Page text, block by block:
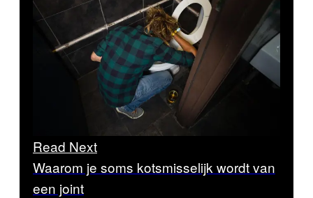
Read Next
Waarom je soms kotsmisselijk wordt van
een joint